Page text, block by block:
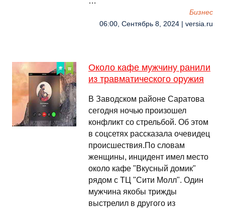
Бизнес
06:00, Сентябрь 8, 2024 | versia.ru
Около кафе мужчину ранили
из травматического оружия
В Заводском районе Саратова
сегодня ночью произошел
конфликт со стрельбой. Об этом
в соцсетях рассказала очевидец
происшествия.По словам
женщины, инцидент имел место
около кафе "Вкусный домик"
рядом с ТЦ "Сити Молл". Один
мужчина якобы трижды
выстрелил в другого из